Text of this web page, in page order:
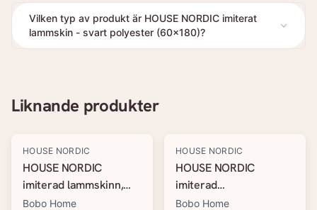
Vilken typ av produkt är HOUSE NORDIC imiterat
lammskin - svart polyester (60x180)?
Liknande produkter
HOUSE NORDIC
HOUSE NORDIC
imiterad lammskinn,
rund - svart polyester
Bobo Home
HOUSE NORDIC
HOUSE NORDIC
imiterad
lammskinnskudde,
Bobo Home